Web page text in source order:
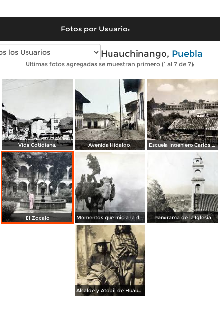
Fotos por Usuario:
Fotos antiguas de Huauchinango, Puebla
Últimas fotos agregadas se muestran primero (1 al 7 de 7):
Vida Cotidiana. Avenida Hidalgo. Escuela Ingeniero Carlos Betancourt de Huauchinango, Puebla.
El Zocalo Momentos que inicia la danza del volador Azteca Panorama de la Iglesia
Alcalde y Atopil de Huauchinango